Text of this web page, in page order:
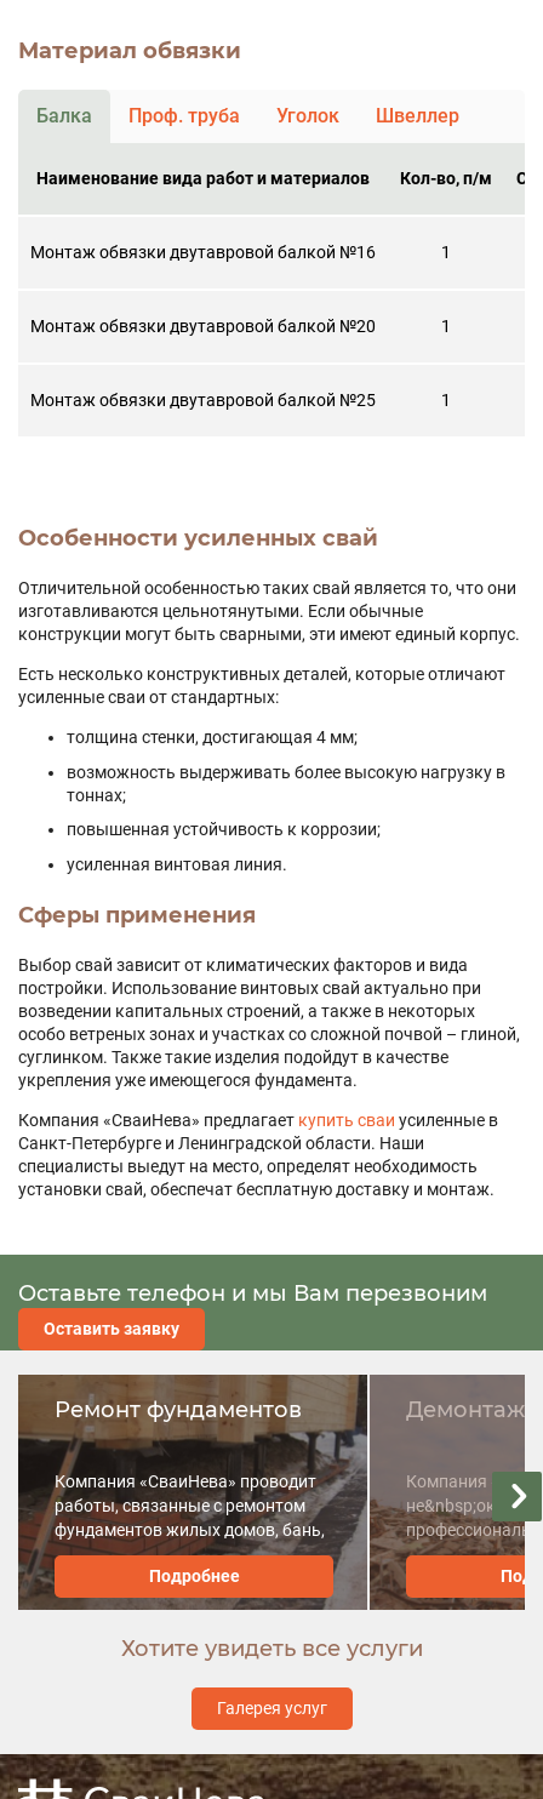
Материал обвязки
Балка Проф. труба Уголок Швеллер
Наименование вида работ и материалов Кол-во, п/м
Монтаж обвязки двутавровой балкой №16 1
Монтаж обвязки двутавровой балкой №20 1
Монтаж обвязки двутавровой балкой №25 1
Особенности усиленных свай
Отличительной особенностью таких свай является то, что они
изготавливаются цельнотянутыми. Если обычные
конструкции могут быть сварными, эти имеют единый корпус.
Есть несколько конструктивных деталей, которые отличают
усиленные сваи от стандартных:
толщина стенки, достигающая 4 мм;
возможность выдерживать более высокую нагрузку в
тоннах;
повышенная устойчивость к коррозии;
усиленная винтовая линия.
Сферы применения
Выбор свай зависит от климатических факторов и вида
постройки. Использование винтовых свай актуально при
возведении капитальных строений, а также в некоторых
особо ветреных зонах и участках со сложной почвой – глиной,
суглинком. Также такие изделия подойдут в качестве
укрепления уже имеющегося фундамента.
Компания «СваиНева» предлагает купить сваи усиленные в
Санкт-Петербурге и Ленинградской области. Наши
специалисты выедут на место, определят необходимость
установки свай, обеспечат бесплатную доставку и монтаж.
Оставьте телефон и мы Вам перезвоним
Оставить заявку
Хотите увидеть все услуги
Галерея услуг
Ремонт фундаментов
Компания «СваиНева» проводит
работы, связанные с ремонтом
фундаментов жилых домов, бань,
хозпостроек, и других
сооружений.Подробнее
Демонтаж
Компания
домов под ключ
уборкой и
полигон.